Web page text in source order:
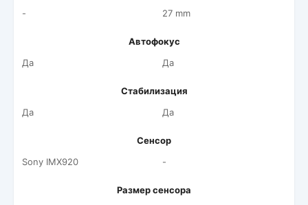
-
27 mm
Автофокус
Да
Да
Стабилизация
Да
Да
Сенсор
Sony IMX920
-
Размер сенсора